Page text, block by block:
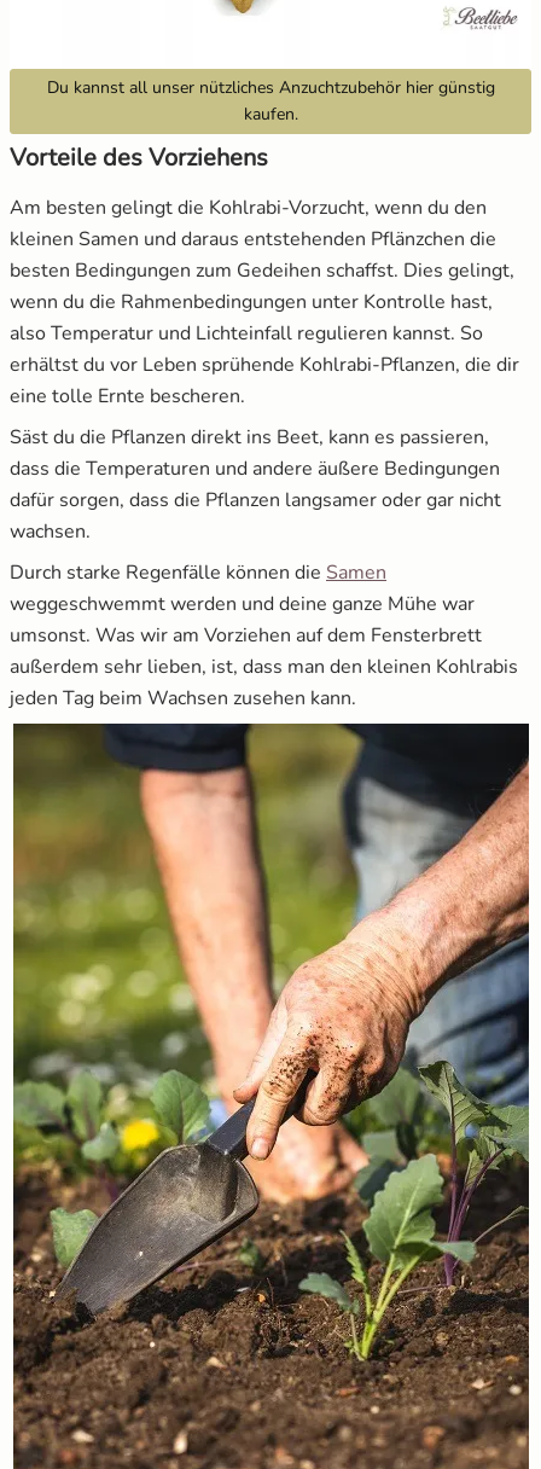
Du kannst all unser nützliches Anzuchtzubehör hier günstig
kaufen.
Vorteile des Vorziehens
Am besten gelingt die Kohlrabi-Vorzucht, wenn du den
kleinen Samen und daraus entstehenden Pflänzchen die
besten Bedingungen zum Gedeihen schaffst. Dies gelingt,
wenn du die Rahmenbedingungen unter Kontrolle hast,
also Temperatur und Lichteinfall regulieren kannst. So
erhältst du vor Leben sprühende Kohlrabi-Pflanzen, die dir
eine tolle Ernte bescheren.
Säst du die Pflanzen direkt ins Beet, kann es passieren,
dass die Temperaturen und andere äußere Bedingungen
dafür sorgen, dass die Pflanzen langsamer oder gar nicht
wachsen.
Durch starke Regenfälle können die Samen
weggeschwemmt werden und deine ganze Mühe war
umsonst. Was wir am Vorziehen auf dem Fensterbrett
außerdem sehr lieben, ist, dass man den kleinen Kohlrabis
jeden Tag beim Wachsen zusehen kann.